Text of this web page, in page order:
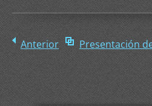
Anterior Presentación